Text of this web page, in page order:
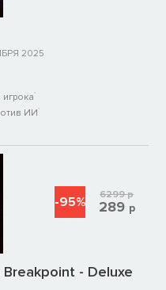
2025
игрока
ИИ
Breakpoint - Deluxe
-95% 6299р
289 р